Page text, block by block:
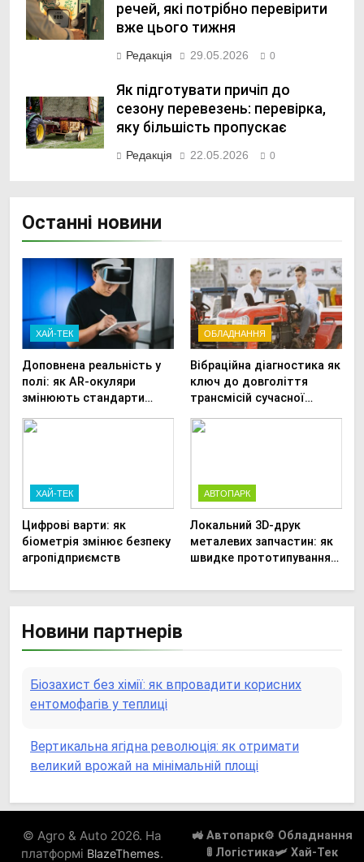
речей, які потрібно перевірити
вже цього тижня
Редакція 29.05.2026 0
Як підготувати причіп до
сезону перевезень: перевірка,
яку більшість пропускає
Редакція 22.05.2026 0
Останні новини
ХАЙ-ТЕК
Доповнена реальність у
полі: як AR-окуляри
змінюють стандарти
сільськогосподарської
ОБЛАДНАННЯ
Вібраційна діагностика як
ключ до довголіття
трансмісій сучасної
ХАЙ-ТЕК
Цифрові варти: як
біометрія змінює безпеку
агропідприємств
АВТОПАРК
Локальний 3D-друк
металевих запчастин: як
швидке прототипування
Новини партнерів
Біозахист без хімії: як впровадити корисних
ентомофагів у теплиці
Вертикальна ягідна революція: як отримати
великий врожай на мінімальній площі
Роботизовані помічники: як автономні наземні
платформи змінюють догляд за органічними
овочами
© Agro & Auto 2026. На
платформі BlazeThemes.
🚜 Автопарк⚙️ Обладнання
🚦 Логістика🛩️ Хай-Тек